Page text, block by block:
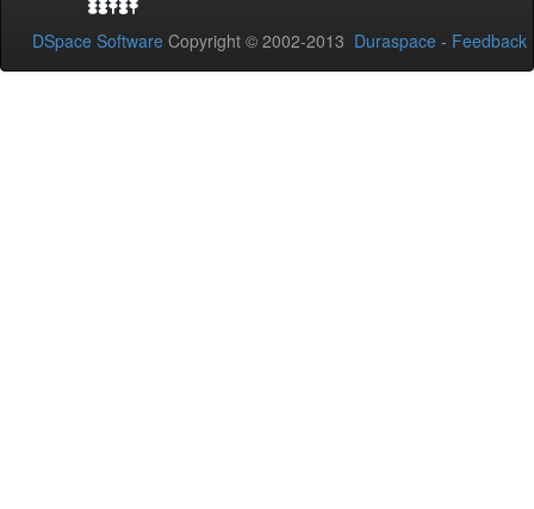
DSpace Software Copyright © 2002-2013 Duraspace - Feedback